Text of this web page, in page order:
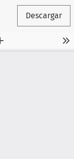
Descargar